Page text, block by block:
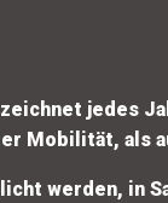
jedes
Mobilität, als
werden, in